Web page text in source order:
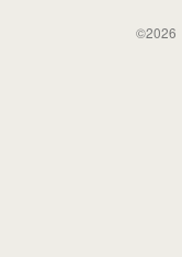
©2026